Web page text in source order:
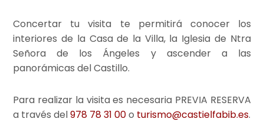
Concertar tu visita te permitirá conocer los
interiores de la Casa de la Villa, la Iglesia de Ntra
Señora de los Ángeles y ascender a las
panorámicas del Castillo.
Para realizar la visita es necesaria PREVIA RESERVA
a través del978 78 31 00o turismo@castielfabib.es.